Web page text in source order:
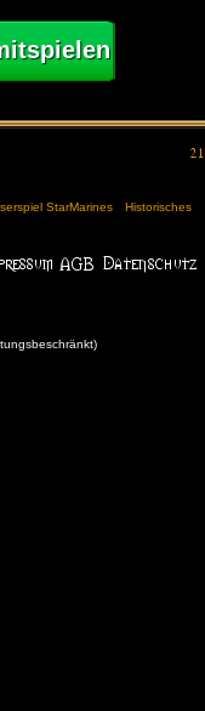
StarMarines
Historisches